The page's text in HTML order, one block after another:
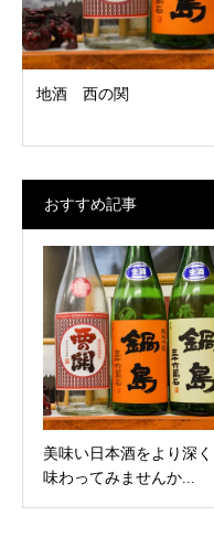
地酒 西の関
おすすめ記事
美味い日本酒をより深く
味わってみませんか...